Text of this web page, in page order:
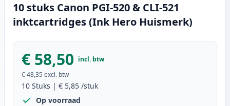
10 stuks Canon PGI-520 & CLI-521
inktcartridges (Ink Hero Huismerk)
€ 58,50 incl. btw
€ 48,35 excl. btw
10 Stuks | € 5,85 /stuk
Op voorraad